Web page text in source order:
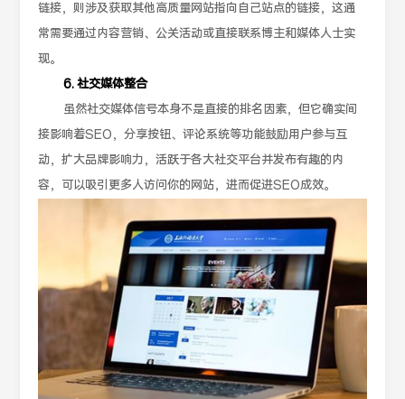
链接，则涉及获取其他高质量网站指向自己站点的链接，这通
常需要通过内容营销、公关活动或直接联系博主和媒体人士实
现。
6. 社交媒体整合
虽然社交媒体信号本身不是直接的排名因素，但它确实间
接影响着SEO，分享按钮、评论系统等功能鼓励用户参与互
动，扩大品牌影响力，活跃于各大社交平台并发布有趣的内
容，可以吸引更多人访问你的网站，进而促进SEO成效。